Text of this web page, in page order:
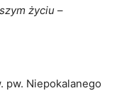
życiu –
pw. Niepokalanego